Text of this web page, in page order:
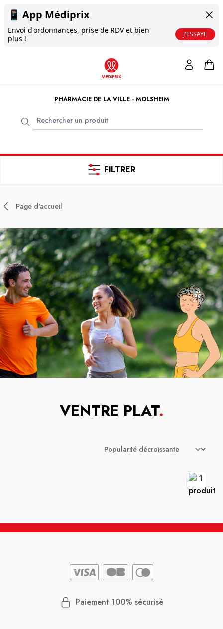
📱 App Médiprix
Envoi d'ordonnances, prise de RDV et bien
plus !
J'ESSAYE
PHARMACIE DE LA VILLE - MOLSHEIM
FILTRER
Page d'accueil
VENTRE PLAT.
Paiement 100% sécurisé